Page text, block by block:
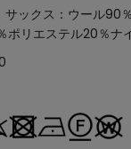
サックス：ウール
ポリエステル20％ナ